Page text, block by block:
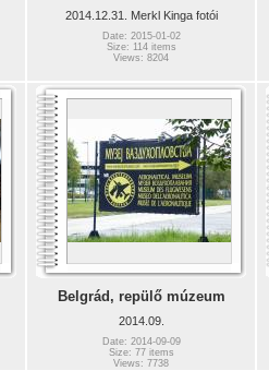
2014.12.31. Merkl Kinga fotói
Date: 2015-01-02
Size: 114 items
Views: 8204
Belgrád, repülő múzeum
2014.09.
Date: 2014-09-09
Size: 77 items
Views: 7738